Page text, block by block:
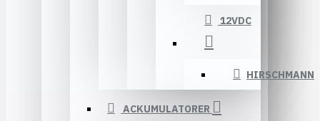
12VDC
HIRSCHMANN
ACKUMULATORER